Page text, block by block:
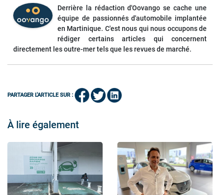
Derrière la rédaction d'Oovango se cache une
équipe de passionnés d'automobile implantée
en Martinique. C'est nous qui nous occupons de
rédiger certains articles qui concernent
directement les outre-mer tels que les revues de marché.
PARTAGER L'ARTICLE SUR :
À lire également